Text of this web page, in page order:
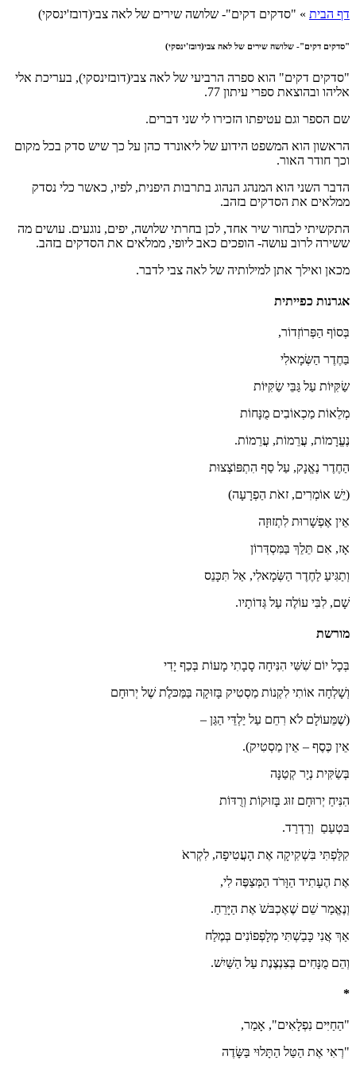
דף הבית » "סדקים דקים"- שלושה שירים של לאה צבי(דובז'ינסקי)
"סדקים דקים"- שלושה שירים של לאה צבי(דובז'ינסקי)
"סדקים דקים" הוא ספרה הרביעי של לאה צבי(דובזינסקי), בעריכת אלי
אליהו ובהוצאת ספרי עיתון 77.
שם הספר וגם עטיפתו הזכירו לי שני דברים.
הראשון הוא המשפט הידוע של ליאונרד כהן על כך שיש סדק בכל מקום
וכך חודר האור.
הדבר השני הוא המנהג הנהוג בתרבות היפנית, לפיו, כאשר כלי נסדק
ממלאים את הסדקים בזהב.
התקשיתי לבחור שיר אחד, לכן בחרתי שלושה, יפים, נוגעים. עושים מה
ששירה לרוב עושה- הופכים כאב ליופי, ממלאים את הסדקים בזהב.
מכאן ואילך אתן למילותיה של לאה צבי לדבר.
אגרנות כפייתית
בְּסוֹף הַפְּרוֹזְדוֹר,
בַּחֶדֶר הַשְּׂמָאלִי
שַׂקִּיּוֹת עַל גַּבֵּי שַׂקִּיּוֹת
מְלֵאוֹת מַכְאוֹבִים מֻנָּחוֹת
נֶעֱרָמוֹת, עֲרֵמוֹת, עֲרֵמוֹת.
הַחֶדֶר נֶאֱנָק, עַל סַף הִתְפּוֹצְצוּת
(יֵשׁ אוֹמְרִים, זאֹת הַפְרָעָה)
אֵין אֶפְשָׁרוּת לִתְזוּזָה
אָז, אִם תֵּלֵךְ בַּמִּסְדְּרוֹן
וְתַגִּיעַ לַחֶדֶר הַשְּׂמָאלִי, אַל תִּכָּנֵס
שָׁם, לִבִּי עוֹלֶה עַל גְּדוֹתָיו.
מורשת
בְּכָל יוֹם שִׁשִּׁי הִנִּיחָה סָבָתִי מָעוֹת בְּכַף יָדִי
וְשָׁלְחָה אוֹתִי לִקְנוֹת מַסְטִיק בָּזוּקָה בַּמַּכּלֶֹת שֶׁל יְרוּחָם
(שֶׁמֵּעוֹלָם לֹא רִחֵם עַל יַלְדֵּי הַגַּן –
אֵין כֶּסֶף – אֵין מַסְטִיק).
בְּשַׂקִּית נְיָר קְטַנָּה
הִנִּיחַ יְרוּחָם זוּג בָּזוּקוֹת וְרֻדּוֹת
בּטְעַםַ וְרַדְרַד.
קִלַּפְתִּי בִּשְׁקִיקָה אֶת הָעֲטִיפָה, לִקְראֹ
אֶת הֶעָתִיד הַוָּרֹד הַמְּצַפֶּה לִי,
וְנֶאֱמַר שֵׁם שֶׁאֶכְבּשֹׁ אֶת הַיָּרֵחַ.
אַךְ אֲנִי כָּבַשְׁתִּי מְלָפְפוֹנִים בְּמֶלַח
וְהֵם מֻנָּחִים בְּצִנְצֶנֶת עַל הַשַּׁיִשׁ.
*
"הַחַיִּים נִפְלָאִים", אָמַר,
"רְאִי אֶת הַטַּל הַתָּלוּי בַּשָּׂדֶה